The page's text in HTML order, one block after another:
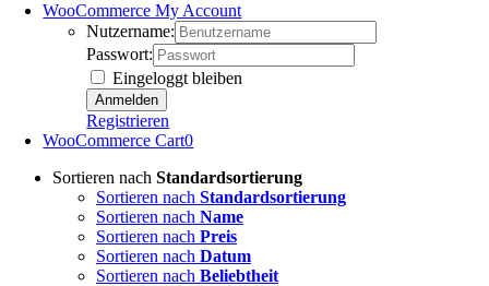
WooCommerce My Account
Nutzername:
Passwort:
Eingeloggt bleiben
Registrieren
WooCommerce Cart0
Sortieren nach Standardsortierung
Sortieren nach Standardsortierung
Sortieren nach Name
Sortieren nach Preis
Sortieren nach Datum
Sortieren nach Beliebtheit